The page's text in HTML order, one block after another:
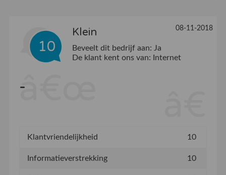
10
Klein 08-11-2018
Beveelt dit bedrijf aan: Ja
De klant kent ons van:
Internet
-
Klantvriendelijkheid 10
Informatieverstrekking 10